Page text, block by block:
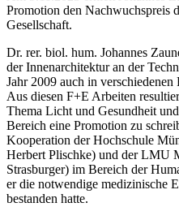
Promotion den Nachwuchspreis
Gesellschaft.
Dr. rer. biol. hum. Johannes
der Innenarchitektur an der
Jahr 2009 auch in
Aus diesen F+E Arbeiten
Thema Licht und Gesundheit
Bereich eine Promotion zu
Kooperation der Hochschule
Herbert Plischke) und der LMU
Strasburger) im Bereich der
er die notwendige medizinische
bestanden hatte.